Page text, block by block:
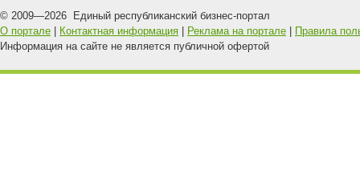
© 2009—2026 Единый республиканский бизнес-портал
О портале
Контактная информация Реклама на портале
Правила
Информация на сайте не является публичной офертой